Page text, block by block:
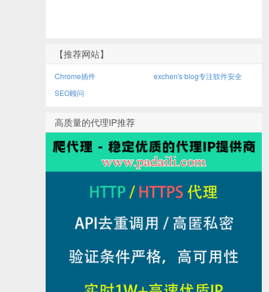
【推荐网站】
Chrome插件
exchen's blog专注软件安全
SEO顾问
高质量的代理IP推荐